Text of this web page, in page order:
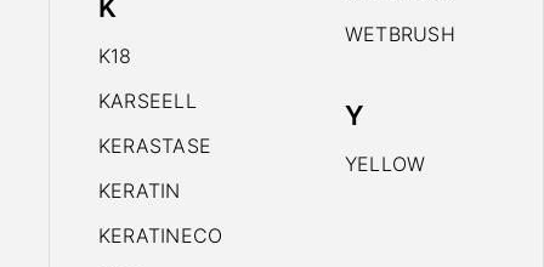
K
K18
KARSEELL
KERASTASE
KERATIN
KERATINECO
WETBRUSH
Y
YELLOW